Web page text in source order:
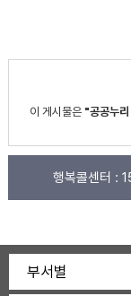
이 게시물은 "공공누
행복콜센터 :
부서별